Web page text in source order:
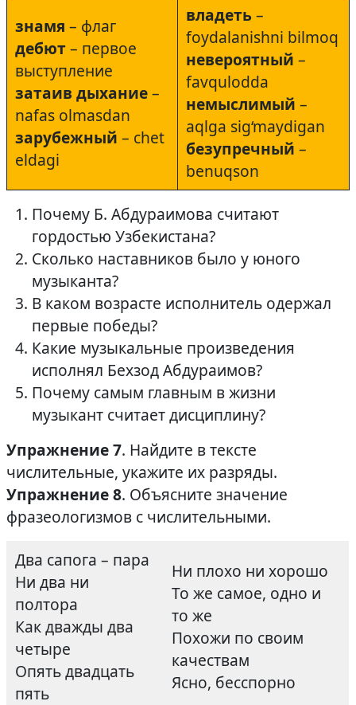
знамя – флаг
дебют– первое
выступление
затаив дыхание–
nafas olmasdan
зарубежный – chet
eldagi
владеть –
foydalanishni bilmoq
невероятный –
favqulodda
немыслимый –
aqlga sig‘maydigan
безупречный –
benuqson
Почему Б. Абдураимова считают
гордостью Узбекистана?
Сколько наставников было у юного
музыканта?
В каком возрасте исполнитель одержал
первые победы?
Какие музыкальные произведения
исполнял Бехзод Абдураимов?
Почему самым главным в жизни
музыкант считает дисциплину?
Упражнение 7. Найдите в тексте
числительные, укажите их разряды.
Упражнение 8. Объясните значение
фразеологизмов с числительными.
Два сапога – пара
Ни два ни
полтора
Как дважды два
четыре
Опять двадцать
пять
Ни плохо ни хорошо
То же самое, одно и
то же
Похожи по своим
качествам
Ясно, бесспорно